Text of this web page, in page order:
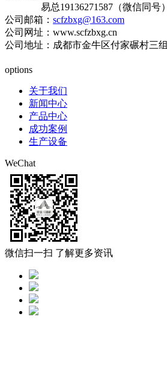
易总19136271587（微信同号）
公司邮箱： scfzbxg@163.com
公司网址：www.scfzbxg.cn
公司地址：成都市金牛区付家碾村三组
options
关于我们
新闻中心
产品中心
成功案例
生产设备
WeChat
微信扫一扫 了解更多资讯